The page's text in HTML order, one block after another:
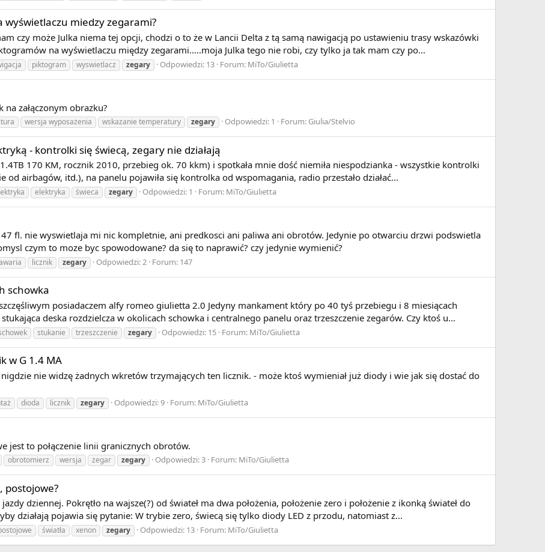
miedzy zegarami?
czy może Julka niema tej opcji, chodzi o to że w Lancii Delta z tą samą nawigacją po ustawieniu trasy wskazówki
na wyświetlaczu między zegarami.....moja Julka tego nie robi, czy tylko ja tak mam czy po...
piktogram wyswietlacz zegary Odpowiedzi: 13 Forum: MiTo/Giulietta
załączonym obrazku?
wersja wyposażenia wskazanie temperatury zegary Odpowiedzi: 1 Forum: Giulia/Stelvio
- kontrolki się świecą, zegary nie działają
170 KM, rocznik 2010, przebieg ok. 70 kkm) i spotkała mnie dość niemiła niespodzianka - wszystkie kontrolki
od airbagów, itd.), na panelu pojawiła się kontrolka od wspomagania, radio przestało działać...
elektryka świeca zegary Odpowiedzi: 1 Forum: MiTo/Giulietta
fl. nie wyswietlaja mi nic kompletnie, ani predkosci ani paliwa ani obrotów. Jedynie po otwarciu drzwi podswietla
czym to moze byc spowodowane? da się to naprawić? czy jedynie wymienić?
licznik zegary Odpowiedzi: 2 Forum: 147
schowka
posiadaczem alfy romeo giulietta 2.0 Jedyny mankament który po 40 tyś przebiegu i 8 miesiącach
deska rozdzielcza w okolicach schowka i centralnego panelu oraz trzeszczenie zegarów. Czy ktoś u...
stukanie trzeszczenie zegary Odpowiedzi: 15 Forum: MiTo/Giulietta
w G 1.4 MA
nie widzę żadnych wkretów trzymających ten licznik. - może ktoś wymieniał już diody i wie jak się dostać do
dioda licznik zegary Odpowiedzi: 9 Forum: MiTo/Giulietta
jest to połączenie linii granicznych obrotów.
obrotomierz wersja zegar zegary Odpowiedzi: 3 Forum: MiTo/Giulietta
postojowe?
dziennej. Pokrętło na wajsze(?) od świateł ma dwa położenia, położenie zero i położenie z ikonką świateł do
działają pojawia się pytanie: W trybie zero, świecą się tylko diody LED z przodu, natomiast z...
światła xenon zegary Odpowiedzi: 13 Forum: MiTo/Giulietta